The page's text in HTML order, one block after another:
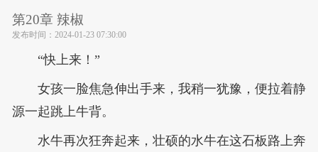
第20章 辣椒
发布时间： 2024-01-23 07:30:00
“快上来！”
女孩一脸焦急伸出手来，我稍一犹豫，便拉着静
源一起跳上牛背。
水牛再次狂奔起来，壮硕的水牛在这石板路上奔